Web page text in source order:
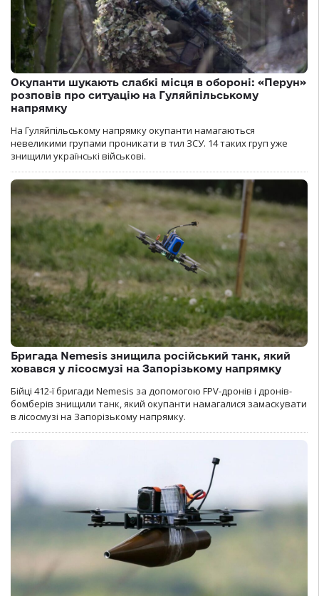
Окупанти шукають слабкі місця в обороні: «Перун»
розповів про ситуацію на Гуляйпільському
напрямку
На Гуляйпільському напрямку окупанти намагаються
невеликими групами проникати в тил ЗСУ. 14 таких груп уже
знищили українські військові.
Бригада Nemesis знищила російський танк, який
ховався у лісосмузі на Запорізькому напрямку
Бійці 412-ї бригади Nemesis за допомогою FPV-дронів і дронів-
бомберів знищили танк, який окупанти намагалися замаскувати
в лісосмузі на Запорізькому напрямку.